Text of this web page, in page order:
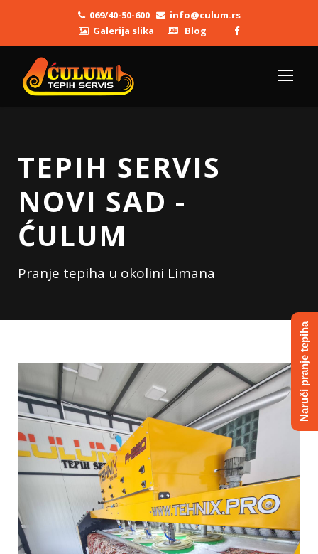
069/40-50-600
info@culum.rs
Galerija slika
Blog
TEPIH SERVIS
NOVI SAD -
ĆULUM
Pranje tepiha u okolini Limana
Naruči pranje tepiha